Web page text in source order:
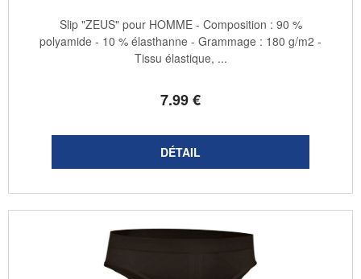
7.99€
Slip "ZEUS" pour HOMME - Composition : 90 %
polyamide - 10 % élasthanne - Grammage : 180 g/m2 -
Tissu élastique, ...